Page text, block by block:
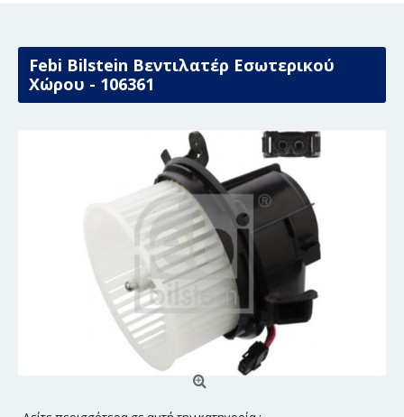
Febi Bilstein Βεντιλατέρ Εσωτερικού
Χώρου - 106361